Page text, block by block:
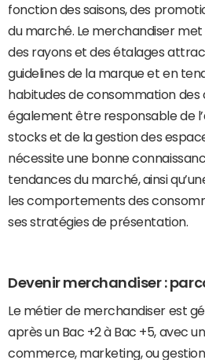
fonction des saisons, des
du marché. Le merchandiser met
des rayons et des étalages
guidelines de la marque et en
habitudes de consommation des
également être responsable de
stocks et de la gestion des
nécessite une bonne
tendances du marché, ainsi
les comportements des
ses stratégies de présentation.
Devenir merchandiser :
Le métier de merchandiser est
après un Bac +2 à Bac +5, avec
commerce, marketing, ou